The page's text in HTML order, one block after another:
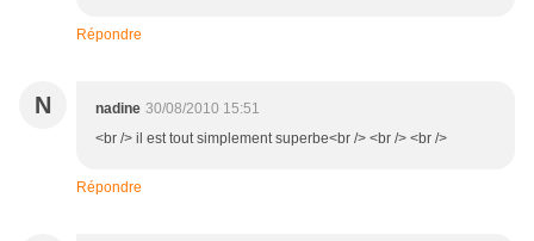
Répondre
N nadine 30/08/2010 15:51
<br /> il est tout simplement superbe<br /> <br /> <br />
Répondre